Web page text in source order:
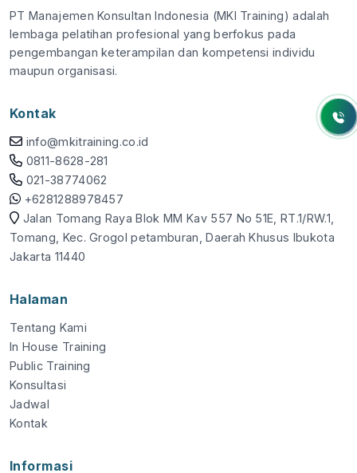
PT Manajemen Konsultan Indonesia (MKI Training) adalah
lembaga pelatihan profesional yang berfokus pada
pengembangan keterampilan dan kompetensi individu
maupun organisasi.
Kontak
info@mkitraining.co.id
0811-8628-281
021-38774062
+6281288978457
Jalan Tomang Raya Blok MM Kav 557 No 51E, RT.1/RW.1,
Tomang, Kec. Grogol petamburan, Daerah Khusus Ibukota
Jakarta 11440
Halaman
Tentang Kami
In House Training
Public Training
Konsultasi
Jadwal
Kontak
Informasi